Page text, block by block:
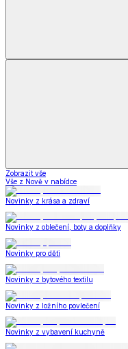
Zobrazit vše
Vše z Nově v nabídce
Novinky z krása a zdraví
Novinky z oblečení, boty a doplňky
Novinky pro děti
Novinky z bytového textilu
Novinky z ložního povlečení
Novinky z vybavení kuchyně